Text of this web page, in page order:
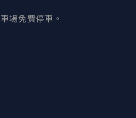
場免費停車。